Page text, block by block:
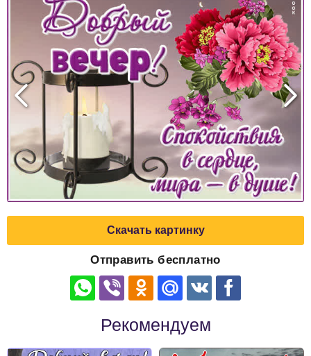
Скачать картинку
Отправить бесплатно
Рекомендуем